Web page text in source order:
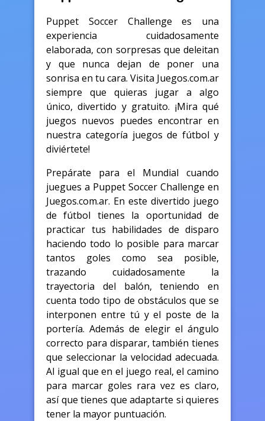
Puppet Soccer Challenge es una
experiencia cuidadosamente
elaborada, con sorpresas que deleitan
y que nunca dejan de poner una
sonrisa en tu cara. Visita Juegos.com.ar
siempre que quieras jugar a algo
único, divertido y gratuito. ¡Mira qué
juegos nuevos puedes encontrar en
nuestra categoría juegos de fútbol y
diviértete!
Prepárate para el Mundial cuando
juegues a Puppet Soccer Challenge en
Juegos.com.ar. En este divertido juego
de fútbol tienes la oportunidad de
practicar tus habilidades de disparo
haciendo todo lo posible para marcar
tantos goles como sea posible,
trazando cuidadosamente la
trayectoria del balón, teniendo en
cuenta todo tipo de obstáculos que se
interponen entre tú y el poste de la
portería. Además de elegir el ángulo
correcto para disparar, también tienes
que seleccionar la velocidad adecuada.
Al igual que en el juego real, el camino
para marcar goles rara vez es claro,
así que tienes que adaptarte si quieres
tener la mayor puntuación.